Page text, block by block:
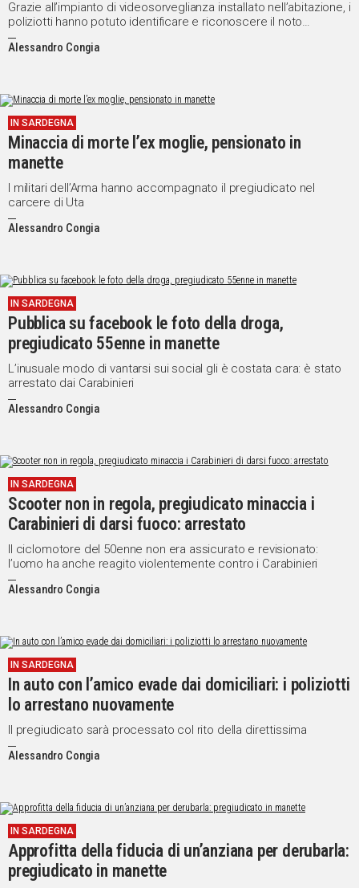
Grazie all’impianto di videosorveglianza installato nell’abitazione, i
poliziotti hanno potuto identificare e riconoscere il noto
pregiudicato
Alessandro Congia
IN SARDEGNA
Minaccia di morte l’ex moglie, pensionato in
manette
I militari dell’Arma hanno accompagnato il pregiudicato nel
carcere di Uta
Alessandro Congia
IN SARDEGNA
Pubblica su facebook le foto della droga,
pregiudicato 55enne in manette
L’inusuale modo di vantarsi sui social gli è costata cara: è stato
arrestato dai Carabinieri
Alessandro Congia
IN SARDEGNA
Scooter non in regola, pregiudicato minaccia i
Carabinieri di darsi fuoco: arrestato
Il ciclomotore del 50enne non era assicurato e revisionato:
l’uomo ha anche reagito violentemente contro i Carabinieri
Alessandro Congia
IN SARDEGNA
In auto con l’amico evade dai domiciliari: i poliziotti
lo arrestano nuovamente
Il pregiudicato sarà processato col rito della direttissima
Alessandro Congia
IN SARDEGNA
Approfitta della fiducia di un’anziana per derubarla:
pregiudicato in manette